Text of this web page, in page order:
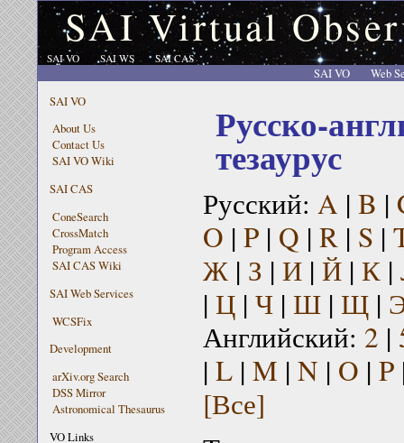
SAI Virtual
SAI VO SAI WS SAI CAS
SAI VO
Web
SAI VO
About Us
Contact Us
SAI VO Wiki
SAI CAS
ConeSearch
CrossMatch
Program Access
SAI CAS Wiki
SAI Web Services
WCSFix
Development
arXiv.org Search
DSS Mirror
Astronomical Thesaurus
VO Links
Русско-
тезаурус
Русский: A | B |
O | P| Q | R| S |
Ж| З | И| Й| К|
| Ц| Ч| Ш| Щ|
Английский: 2 |
| L| M | N | O | P
[Все]